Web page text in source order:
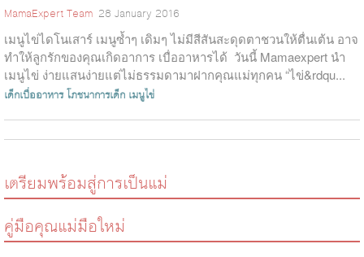
MamaExpert Team 28 January 2016
เมนูไข่ไดโนเสาร์ เมนูซ้ำๆ เดิมๆ ไม่มีสีสันสะดุดตาชวนให้ตื่นเต้น อาจ
ทำให้ลูกรักของคุณเกิดอาการ เบื่ออาหารได้ วันนี้ Mamaexpert นำ
เมนูไข่ ง่ายแสนง่ายแต่ไม่ธรรมดามาฝากคุณแม่ทุกคน “ไข่&rdqu...
เด็กเบื่ออาหารโภชนาการเด็ก เมนูไข่
เตรียมพร้อมสู่การเป็นแม่
คู่มือคุณแม่มือใหม่